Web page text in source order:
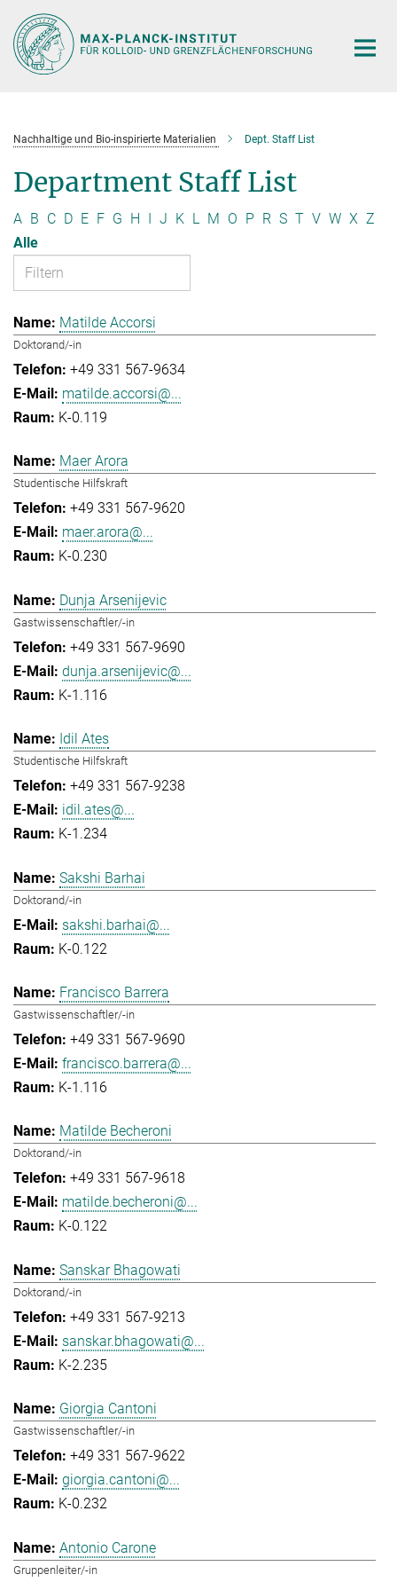
Hauptinhalt
Nachhaltige und Bio-inspirierte Materialien Dept. Staff List
Department Staff List
A B C D E F G H I J K L M O P R S T V W X Z
Alle
Matilde Accorsi
Doktorand/-in
+49 331 567-9634
matilde.accorsi@...
K-0.119
Maer Arora
Studentische Hilfskraft
+49 331 567-9620
maer.arora@...
K-0.230
Dunja Arsenijevic
Gastwissenschaftler/-in
+49 331 567-9690
dunja.arsenijevic@...
K-1.116
Idil Ates
Studentische Hilfskraft
+49 331 567-9238
idil.ates@...
K-1.234
Sakshi Barhai
Doktorand/-in
sakshi.barhai@...
K-0.122
Francisco Barrera
Gastwissenschaftler/-in
+49 331 567-9690
francisco.barrera@...
K-1.116
Matilde Becheroni
Doktorand/-in
+49 331 567-9618
matilde.becheroni@...
K-0.122
Sanskar Bhagowati
Doktorand/-in
+49 331 567-9213
sanskar.bhagowati@...
K-2.235
Giorgia Cantoni
Gastwissenschaftler/-in
+49 331 567-9622
giorgia.cantoni@...
K-0.232
Antonio Carone
Gruppenleiter/-in